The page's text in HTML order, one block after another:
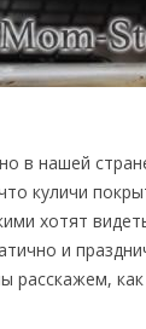
в нашей
куличи
хотят
и
расскажем,